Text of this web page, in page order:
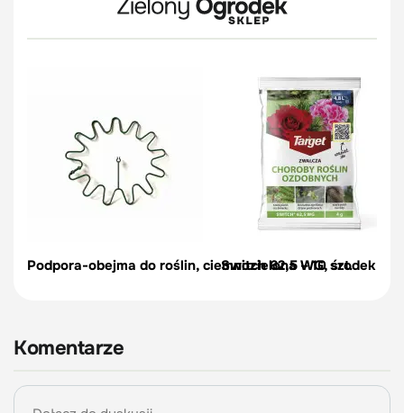
Podpora-obejma do roślin, ciemnozielona – 10 szt.
Switch 62,5 WG, środek
Komentarze